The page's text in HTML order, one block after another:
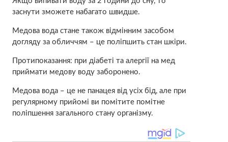
заснути зможете набагато швидше.
Медова вода стане також відмінним засобом
догляду за обличчям – це поліпшить стан шкіри.
Протипоказання: при діабеті та алергії на мед
приймати медову воду заборонено.
Медова вода – це не панацея від усіх бід, але при
регулярному прийомі ви помітите помітне
поліпшення загального стану організму.